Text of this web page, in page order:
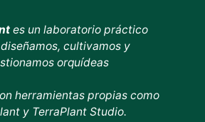
es un laboratorio práctico
cultivamos y
orquídeas
herramientas propias como
y TerraPlant Studio.